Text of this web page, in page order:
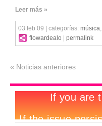
Leer más »
03 feb 09 | categorías: música,
flowardealo
permalink
« Noticias anteriores